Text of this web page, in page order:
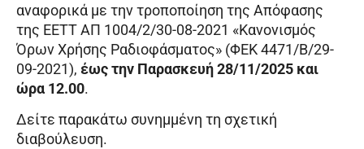
αναφορικά με την τροποποίηση της Απόφασης
της ΕΕΤΤ ΑΠ 1004/2/30-08-2021 «Κανονισμός
Όρων Χρήσης Ραδιοφάσματος» (ΦΕΚ 4471/Β/29-
09-2021), έως την Παρασκευή 28/11/2025 και
ώρα 12.00.
Δείτε παρακάτω συνημμένη τη σχετική
διαβούλευση.